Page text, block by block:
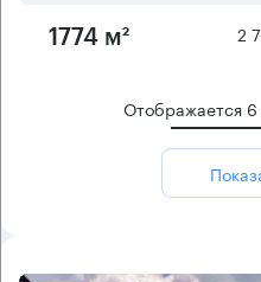
1774 м² 2
Отображается 6